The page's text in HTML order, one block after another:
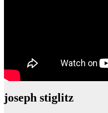
joseph stiglitz